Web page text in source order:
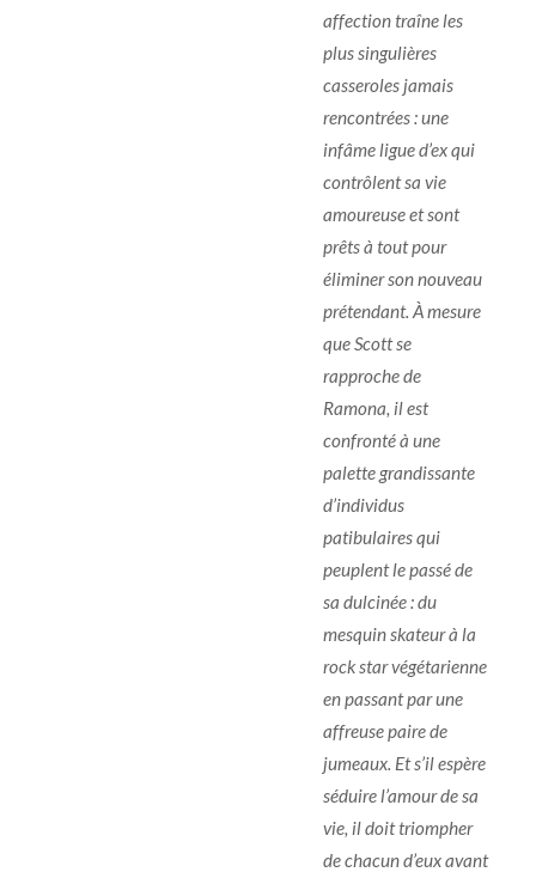
affection traîne les
plus singulières
casseroles jamais
rencontrées : une
infâme ligue d’ex qui
contrôlent sa vie
amoureuse et sont
prêts à tout pour
éliminer son nouveau
prétendant. À mesure
que Scott se
rapproche de
Ramona, il est
confronté à une
palette grandissante
d’individus
patibulaires qui
peuplent le passé de
sa dulcinée : du
mesquin skateur à la
rock star végétarienne
en passant par une
affreuse paire de
jumeaux. Et s’il espère
séduire l’amour de sa
vie, il doit triompher
de chacun d’eux avant